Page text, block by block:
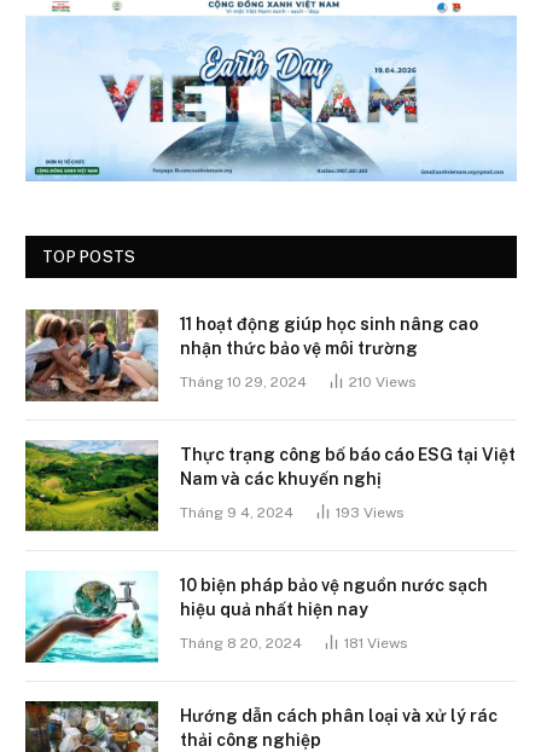
TOP POSTS
11 hoạt động giúp học sinh nâng cao
nhận thức bảo vệ môi trường
Tháng 10 29, 2024 210 Views
Thực trạng công bố báo cáo ESG tại Việt
Nam và các khuyến nghị
Tháng 9 4, 2024 193 Views
10 biện pháp bảo vệ nguồn nước sạch
hiệu quả nhất hiện nay
Tháng 8 20, 2024 181 Views
Hướng dẫn cách phân loại và xử lý rác
thải công nghiệp